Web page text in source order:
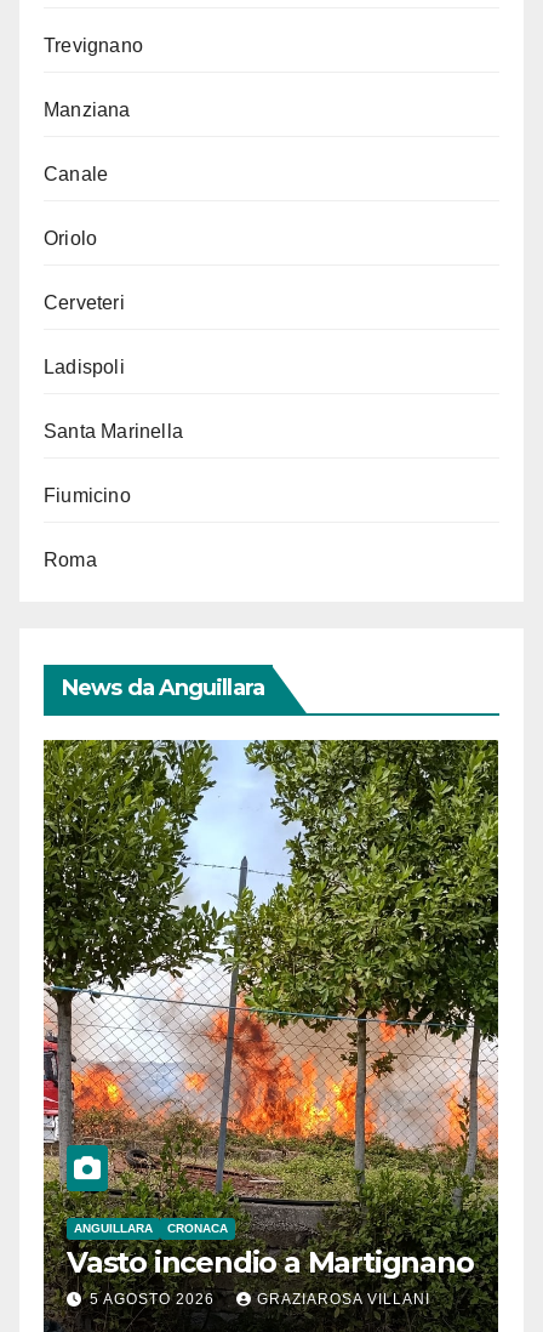
Trevignano
Manziana
Canale
Oriolo
Cerveteri
Ladispoli
Santa Marinella
Fiumicino
Roma
News da Anguillara
ANGUILLARA CRONACA
Vasto incendio a Martignano
5 AGOSTO 2026 GRAZIAROSA VILLANI